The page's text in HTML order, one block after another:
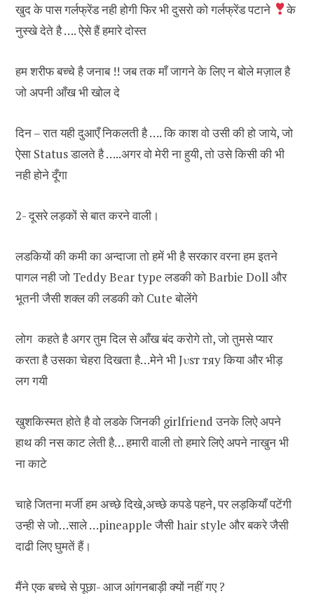
खुद के पास गर्लफ्रेंड नही होगी फिर भी दुसरो को गर्लफ्रेंड पटाने
के
नुस्खे देते है …. ऐसे हैं हमारे दोस्त
हम शरीफ बच्चे है जनाब !! जब तक माँ जागने के लिए न बोले मज़ाल है
जो अपनी आँख भी खोल दे
दिन – रात यही दुआएँ निकलती है …. कि काश वो उसी की हो जाये, जो
ऐसा Status डालते है …..अगर वो मेरी ना हुयी, तो उसे किसी की भी
नही होने दूँगा
2- दूसरे लड़कों से बात करने वाली।
लडकियों की कमी का अन्दाजा तो हमें भी है सरकार वरना हम इतने
पागल नही जो Teddy Bear type लडकी को Barbie Doll और
भूतनी जैसी शक्ल की लडकी को Cute बोलेंगे
लोग ‍‍‍ कहते है अगर तुम दिल से आँख बंद करोगे तो, जो तुमसे प्यार
करता है उसका चेहरा दिखता है…मेने भी ‎Jυѕт тяу ‬किया और ‪‎भीड़‬
लग गयी
खुशकिस्मत होते है वो लडके जिनकी girlfriend उनके लिऐ अपने
हाथ की नस काट लेती है… हमारी वाली तो हमारे लिऐ अपने नाखुन भी
ना काटे
चाहे जितना मर्जी हम अच्छे दिखे,अच्छे कपडे पहने, पर लड़कियाँ पटेंगी
उन्ही से जो…साले …pineapple जैसी hair style और बकरे जैसी
दाढी लिए घुमतें हैं।
मैंने एक बच्चे से पूछा- आज आंगनबाड़ी क्यों नहीं गए ?